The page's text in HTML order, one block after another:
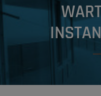
KONTAKT
ANMELDEN